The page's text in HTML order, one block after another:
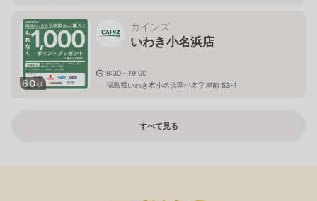
60枚
カインズ
いわき小名浜店
9:30～19:00
福島県いわき市小名浜岡小名字岸前 53-1
すべて見る